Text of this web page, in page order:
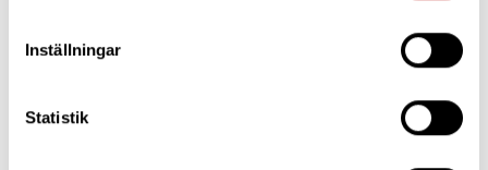
Inställningar
Statistik
Bänkar utomhus
Matgrupper utomhus